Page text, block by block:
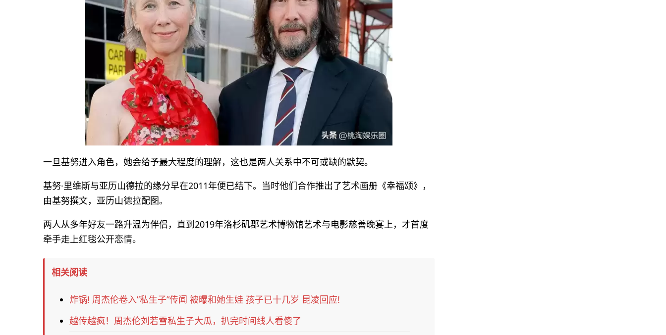
一旦基努进入角色，她会给予最大程度的理解，这也是两人关系中不可或缺的默契。
基努·里维斯与亚历山德拉的缘分早在2011年便已结下。当时他们合作推出了艺术画册《幸福颂》，
由基努撰文，亚历山德拉配图。
两人从多年好友一路升温为伴侣，直到2019年洛杉矶郡艺术博物馆艺术与电影慈善晚宴上，才首度
牵手走上红毯公开恋情。
相关阅读
炸锅! 周杰伦卷入”私生子”传闻 被曝和她生娃 孩子已十几岁 昆凌回应!
越传越疯！周杰伦刘若雪私生子大瓜，扒完时间线人看傻了